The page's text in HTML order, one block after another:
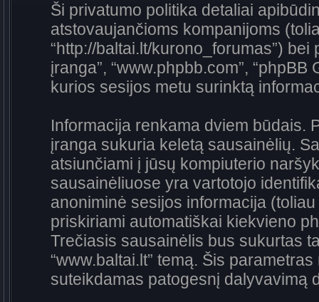
Ši privatumo politika detaliai
atstovaujančioms kompanijoms
“http://baltai.lt/kurono_forumas”) bei
įranga”, “www.phpbb.com”,
kurios sesijos metu surinktą
Informacija renkama dviem būdais.
įranga sukuria keletą sausainėlių.
atsiunčiami į jūsų kompiuterio
sausainėliuose yra vartotojo
anoniminė sesijos informacija
priskiriami automatiškai kiekvieno
Trečiasis sausainėlis bus sukurtas
“www.baltai.lt” temą. Šis
suteikdamas patogesnį dalyvavimą